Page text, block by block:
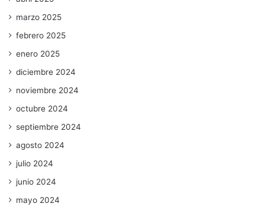
marzo 2025
febrero 2025
enero 2025
diciembre 2024
noviembre 2024
octubre 2024
septiembre 2024
agosto 2024
julio 2024
junio 2024
mayo 2024